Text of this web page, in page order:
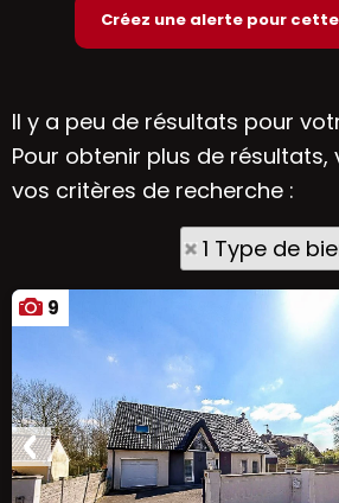
Il y a peu de résultats pour
Pour obtenir plus de résultats,
vos critères de recherche :
1 Type de
9